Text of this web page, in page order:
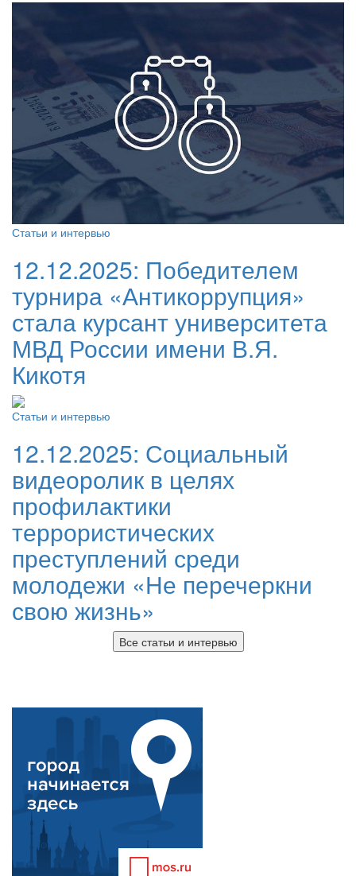
Статьи и интервью
12.12.2025: Победителем
турнира «Антикоррупция»
стала курсант университета
МВД России имени В.Я.
Кикотя
Статьи и интервью
12.12.2025: Социальный
видеоролик в целях
профилактики
террористических
преступлений среди
молодежи «Не перечеркни
свою жизнь»
Все статьи и интервью